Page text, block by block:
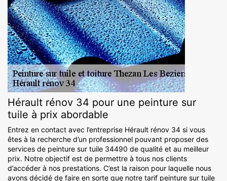
Hérault rénov 34 pour une peinture sur
tuile à prix abordable
Entrez en contact avec l’entreprise Hérault rénov 34 si vous
êtes à la recherche d’un professionnel pouvant proposer des
services de peinture sur tuile 34490 de qualité et au meilleur
prix. Notre objectif est de permettre à tous nos clients
d’accéder à nos prestations. C’est la raison pour laquelle nous
avons décidé de faire en sorte que notre tarif peinture sur tuile